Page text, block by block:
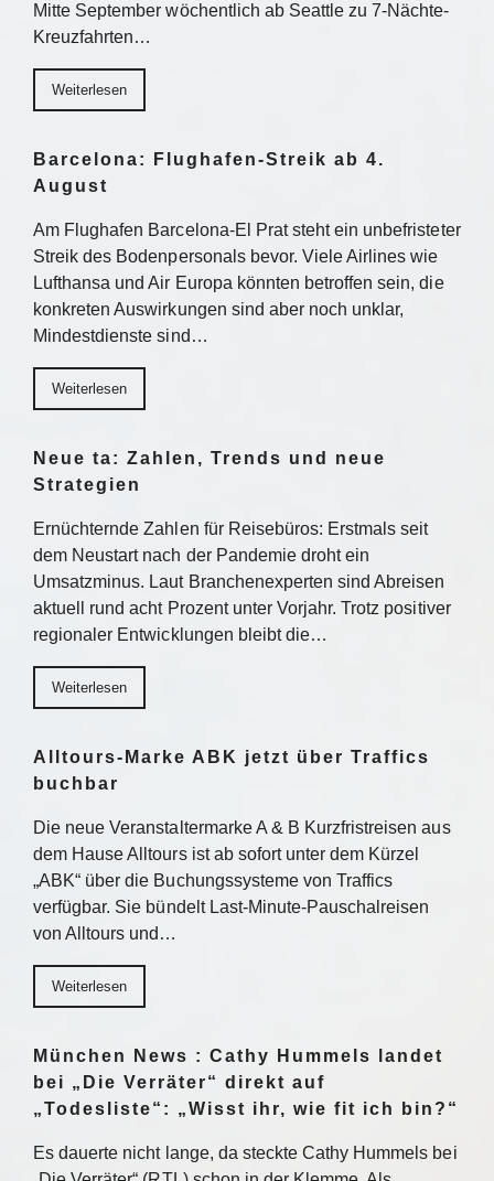
Mitte September wöchentlich ab Seattle zu 7-Nächte-
Kreuzfahrten…
Weiterlesen
Barcelona: Flughafen-Streik ab 4.
August
Am Flughafen Barcelona-El Prat steht ein unbefristeter
Streik des Bodenpersonals bevor. Viele Airlines wie
Lufthansa und Air Europa könnten betroffen sein, die
konkreten Auswirkungen sind aber noch unklar,
Mindestdienste sind…
Weiterlesen
Neue ta: Zahlen, Trends und neue
Strategien
Ernüchternde Zahlen für Reisebüros: Erstmals seit
dem Neustart nach der Pandemie droht ein
Umsatzminus. Laut Branchenexperten sind Abreisen
aktuell rund acht Prozent unter Vorjahr. Trotz positiver
regionaler Entwicklungen bleibt die…
Weiterlesen
Alltours-Marke ABK jetzt über Traffics
buchbar
Die neue Veranstaltermarke A & B Kurzfristreisen aus
dem Hause Alltours ist ab sofort unter dem Kürzel
„ABK“ über die Buchungssysteme von Traffics
verfügbar. Sie bündelt Last-Minute-Pauschalreisen
von Alltours und…
Weiterlesen
München News : Cathy Hummels landet
bei „Die Verräter“ direkt auf
„Todesliste“: „Wisst ihr, wie fit ich bin?“
Es dauerte nicht lange, da steckte Cathy Hummels bei